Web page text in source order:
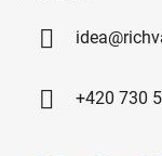
+420 730